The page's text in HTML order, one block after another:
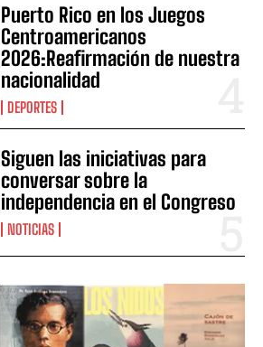
Puerto Rico en los Juegos
Centroamericanos
2026:Reafirmación de nuestra
nacionalidad
DEPORTES
Siguen las iniciativas para
conversar sobre la
independencia en el Congreso
NOTICIAS